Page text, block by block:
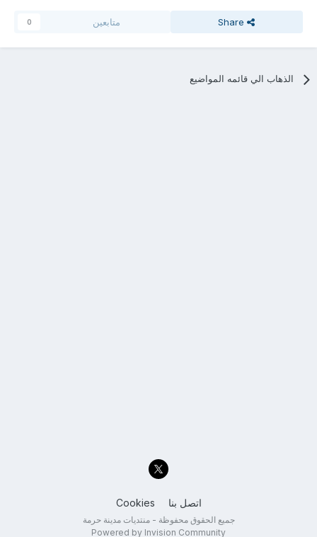
Share متابعين 0
الذهاب الي قائمه المواضيع
اتصل بنا Cookies
جميع الحقوق محفوظة - منتديات مدينة حرمة
Powered by Invision Community